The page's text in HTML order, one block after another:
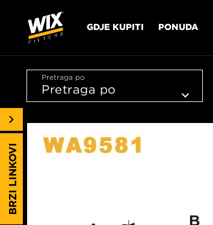
GDJE KUPITI PONUDA
Pretraga po
BRZI LINKOVI